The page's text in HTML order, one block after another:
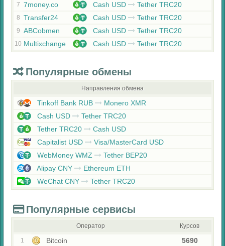
7 7money.co Cash USD Tether TRC20
8 Transfer24 Cash USD Tether TRC20
9 ABCobmen Cash USD Tether TRC20
10 Multixchange Cash USD Tether TRC20
Популярные обмены
Направления обмена
Tinkoff Bank RUB
Monero XMR
Cash USD
Tether TRC20
Tether TRC20
Cash USD
Capitalist USD
Visa/MasterCard USD
WebMoney WMZ
Tether BEP20
Alipay CNY
Ethereum ETH
WeChat CNY
Tether TRC20
Популярные сервисы
Оператор Курсов
1 Bitcoin 5690